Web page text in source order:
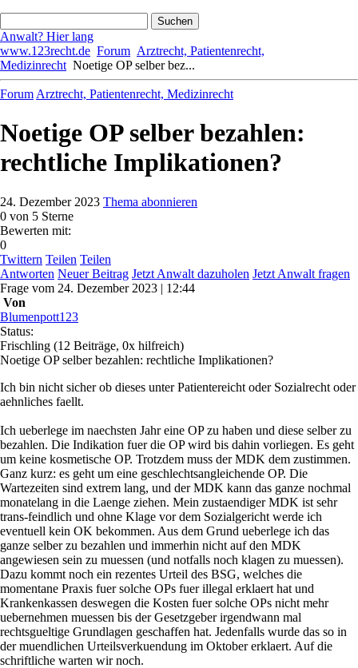
Anwalt? Hier lang
www.123recht.de Forum Arztrecht, Patientenrecht,
Medizinrecht Noetige OP selber bez...
Forum Arztrecht, Patientenrecht, Medizinrecht
Noetige OP selber bezahlen:
rechtliche Implikationen?
24. Dezember 2023 Thema abonnieren
0 von 5 Sterne
Bewerten mit:
0
Twittern Teilen Teilen
Antworten Neuer Beitrag Jetzt Anwalt dazuholen Jetzt Anwalt fragen
Frage vom 24. Dezember 2023 | 12:44
Von
Blumenpott123
Status:
Frischling (12 Beiträge, 0x hilfreich)
Noetige OP selber bezahlen: rechtliche Implikationen?
Ich bin nicht sicher ob dieses unter Patientereicht oder Sozialrecht oder
aehnliches faellt.
Ich ueberlege im naechsten Jahr eine OP zu haben und diese selber zu
bezahlen. Die Indikation fuer die OP wird bis dahin vorliegen. Es geht
um keine kosmetische OP. Trotzdem muss der MDK dem zustimmen.
Ganz kurz: es geht um eine geschlechtsangleichende OP. Die
Wartezeiten sind extrem lang, und der MDK kann das ganze nochmal
monatelang in die Laenge ziehen. Mein zustaendiger MDK ist sehr
trans-feindlich und ohne Klage vor dem Sozialgericht werde ich
eventuell kein OK bekommen. Aus dem Grund ueberlege ich das
ganze selber zu bezahlen und immerhin nicht auf den MDK
angewiesen sein zu muessen (und notfalls noch klagen zu muessen).
Dazu kommt noch ein rezentes Urteil des BSG, welches die
momentane Praxis fuer solche OPs fuer illegal erklaert hat und
Krankenkassen deswegen die Kosten fuer solche OPs nicht mehr
uebernehmen muessen bis der Gesetzgeber irgendwann mal
rechtsgueltige Grundlagen geschaffen hat. Jedenfalls wurde das so in
der muendlichen Urteilsverkuendung im Oktober erklaert. Auf die
schriftliche warten wir noch.